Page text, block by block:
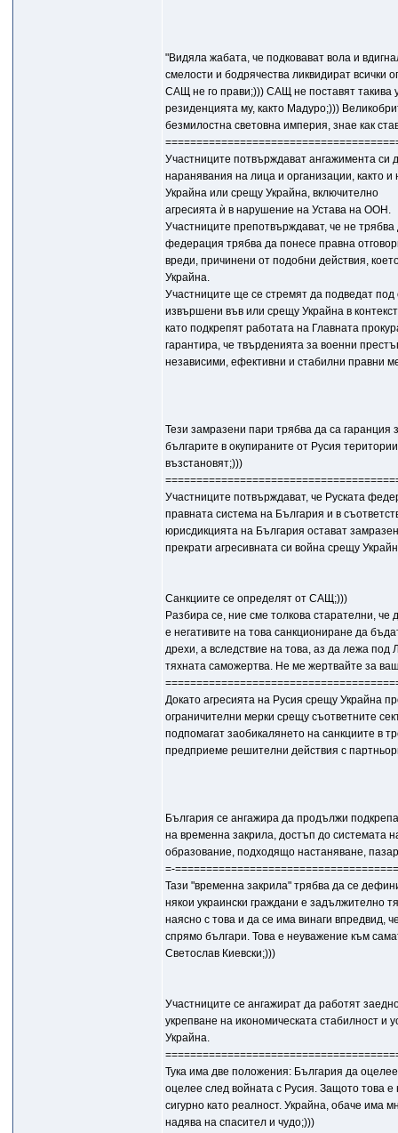
"Видяла жабата, че подковават вола и
смелости и бодрячества ликвидират
САЩ не го прави;))) САЩ не поставят такива
резиденцията му, както Мадуро;)))
безмилостна световна империя, знае как
Участниците потвърждават ангажимента си
наранявания на лица и организации, както
Украйна или срещу Украйна, включително
агресията ѝ в нарушение на Устава на ООН.
Участниците препотвърждават, че не
федерация трябва да понесе правна
вреди, причинени от подобни действия,
Украйна.
Участниците ще се стремят да подведат
извършени във или срещу Украйна в
като подкрепят работата на Главната
гарантира, че твърденията за военни
независими, ефективни и стабилни правни
Тези замразени пари трябва да са
българите в окупираните от Русия
възстановят;)))
Участниците потвърждават, че Руската
правната система на България и в
юрисдикцията на България остават
прекрати агресивната си война срещу
Санкциите се определят от САЩ;)))
Разбира се, ние сме толкова старателни,
е негативите на това санкциониране да
дрехи, а вследствие на това, аз да лежа
тяхната саможертва. Не ме жертвайте за
Докато агресията на Русия срещу Украйна
ограничителни мерки срещу съответните
подпомагат заобикалянето на санкциите в
предприеме решителни действия с
България се ангажира да продължи
на временна закрила, достъп до системата
образование, подходящо настаняване,
=-
Тази "временна закрила" трябва да се
някои украински граждани е задължително
наясно с това и да се има винаги впредвид,
спрямо българи. Това е неуважение към
Светослав Киевски;)))
Участниците се ангажират да работят
укрепване на икономическата стабилност и
Украйна.
Тука има две положения: България да
оцелее след войната с Русия. Защото това
сигурно като реалност. Украйна, обаче има
надява на спасител и чудо;)))